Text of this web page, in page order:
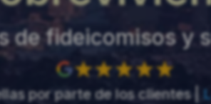
de fideicomisos y
por parte de los clientes |